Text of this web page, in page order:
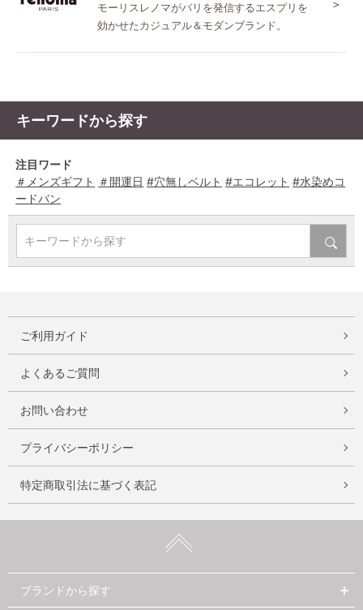
モーリスレノマがパリを発信するエスプリを
効かせたカジュアル＆モダンブランド。
＞
キーワードから探す
注目ワード
＃メンズギフト ＃開運日 #穴無しベルト #エコレット #水染めコ
ードバン
キーワードから探す
ご利用ガイド
よくあるご質問
お問い合わせ
プライバシーポリシー
特定商取引法に基づく表記
ブランドから探す